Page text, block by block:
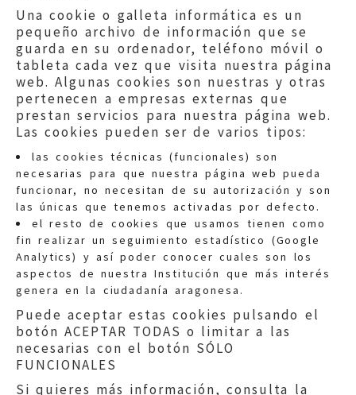
Una cookie o galleta informática es un
pequeño archivo de información que se
guarda en su ordenador, teléfono móvil o
tableta cada vez que visita nuestra página
web. Algunas cookies son nuestras y otras
pertenecen a empresas externas que
prestan servicios para nuestra página web.
Las cookies pueden ser de varios tipos:
las cookies técnicas (funcionales) son
necesarias para que nuestra página web pueda
funcionar, no necesitan de su autorización y son
las únicas que tenemos activadas por defecto.
el resto de cookies que usamos tienen como
fin realizar un seguimiento estadístico (Google
Analytics) y así poder conocer cuales son los
aspectos de nuestra Institución que más interés
genera en la ciudadanía aragonesa.
Puede aceptar estas cookies pulsando el
botón ACEPTAR TODAS o limitar a las
necesarias con el botón SÓLO
FUNCIONALES
Si quieres más información, consulta la
Quejas:quejas@eljusticiadearagon.es
Información general:
informacion@eljusticiadearagon.es
Teléfonos:900 210 210/